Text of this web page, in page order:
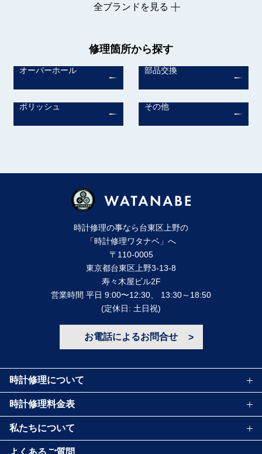
全ブランドを見る
修理箇所から探す
オーバーホール 部品交換
ポリッシュ その他
時計修理の事なら台東区上野の
「時計修理ワタナベ」へ
〒110-0005
東京都台東区上野3-13-8
寿々⽊屋ビル2F
営業時間 平⽇ 9:00〜12:30、 13:30～18:50
(定休⽇: ⼟⽇祝)
お電話によるお問合せ
時計修理について
時計修理料金表
私たちについて
よくあるご質問